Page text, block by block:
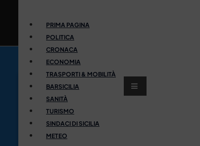
PRIMA PAGINA
POLITICA
CRONACA
ECONOMIA
TRASPORTI & MOBILITÀ
BARSICILIA
SANITÀ
TURISMO
SINDACI DI SICILIA
METEO